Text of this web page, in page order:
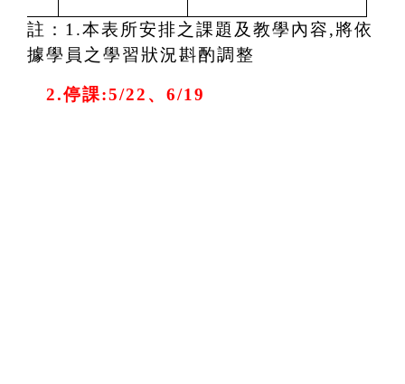
註：1.本表所安排之課題及教學內容,將依
據學員之學習狀況斟酌調整
2.停課:5/22 、6/19